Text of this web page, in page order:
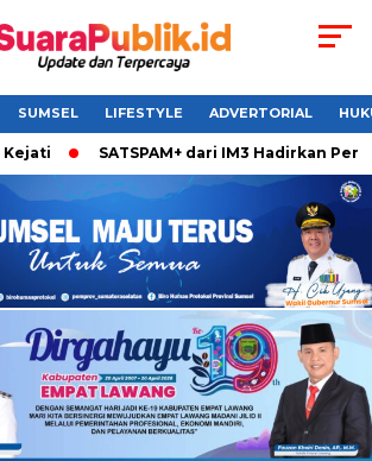
SUMSEL LIFESTYLE ADVERTORIAL
SATSPAM+ dari IM3 Hadirkan